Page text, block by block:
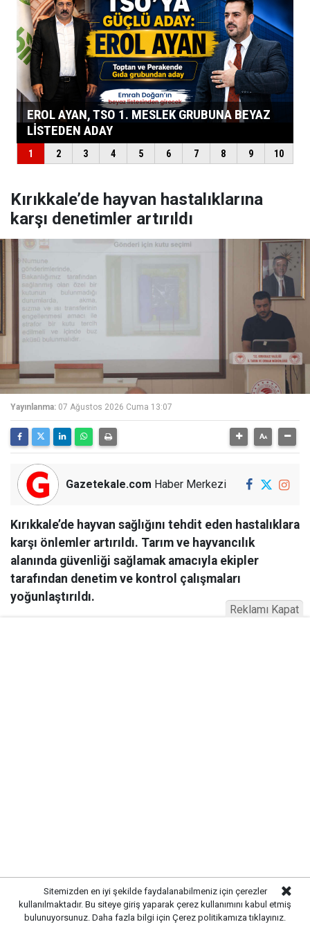
Kırıkkale’de hayvan hastalıklarına
karşı denetimler artırıldı
Yayınlanma: 07 Ağustos 2026 Cuma 13:07
Gazetekale.com Haber Merkezi
Kırıkkale’de hayvan sağlığını tehdit eden hastalıklara
karşı önlemler artırıldı. Tarım ve hayvancılık
alanında güvenliği sağlamak amacıyla ekipler
tarafından denetim ve kontrol çalışmaları
yoğunlaştırıldı.
Sitemizden en iyi şekilde faydalanabilmeniz için çerezler
kullanılmaktadır. Bu siteye giriş yaparak çerez kullanımını kabul etmiş
bulunuyorsunuz. Daha fazla bilgi için Çerez politikamıza tıklayınız.
Reklamı Kapat